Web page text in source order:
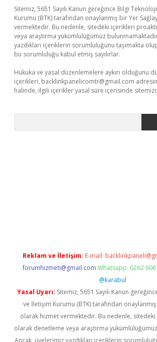
Sitemiz, 5651 Sayılı Kanun gereğince Bilgi
Kurumu (BTK) tarafından onaylanmış bir Yer
vermektedir. Bu nedenle, sitedeki içerikleri
veya araştırma yükümlülüğümüz
yazdıkları içeriklerin sorumluluğunu taşımakta
bu sorumluluğu kabul etmiş sayılırlar.
Hukuka ve yasal düzenlemelere aykırı olduğunu
içerikleri, backlinkpanelicomtr@gmail.com
halinde, ilgili içerikler yasal süre içerisinde
Reklam ve İletişim: E-mail:
forumhizmeti@gmail.com Whatsapp: 0262
@karabul
Yasal Uyarı: Sitemiz, 5651 Sayılı Kanun
ve İletişim Kurumu (BTK) tarafından onaylanmış
olarak hizmet vermektedir. Bu nedenle,
olarak denetleme veya araştırma
Ancak, üyelerimiz yazdıkları içeriklerin